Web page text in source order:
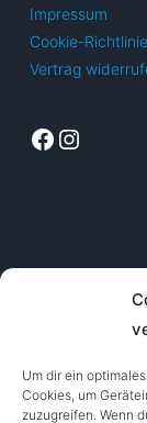
Um dir ein
Cookies, um
zuzugreifen. Wenn
Impressum
Cookie-
Vertrag
Facebook